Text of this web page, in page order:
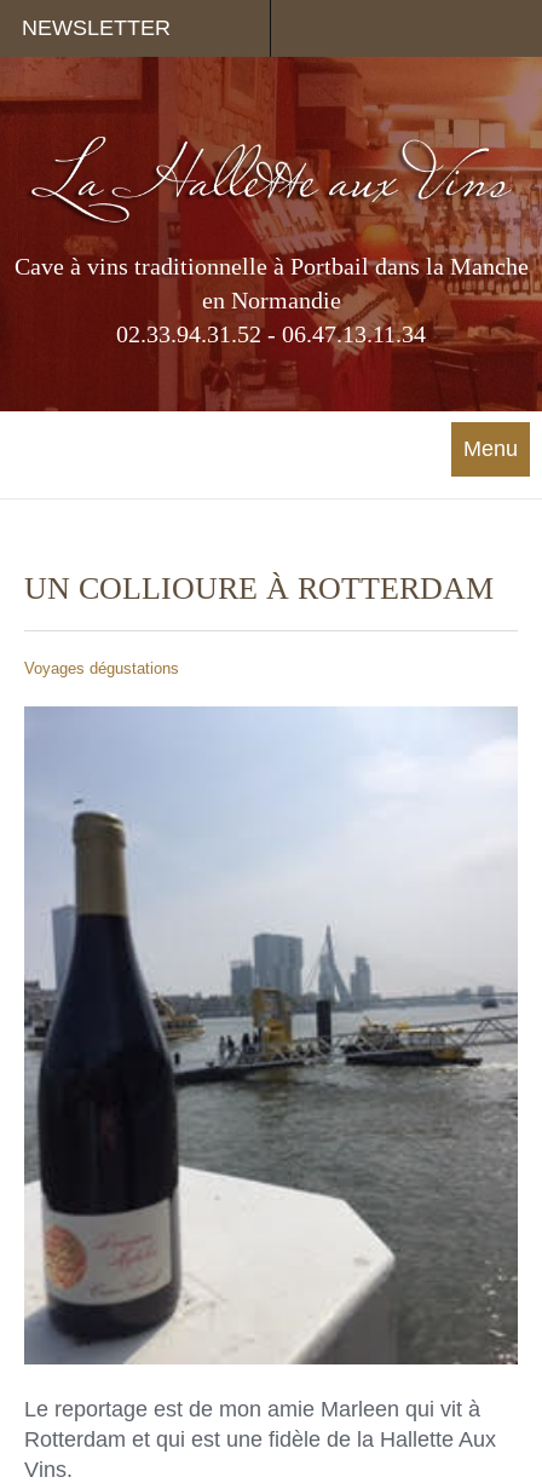
NEWSLETTER
Cave à vins traditionnelle à Portbail dans la Manche
en Normandie
02.33.94.31.52 - 06.47.13.11.34
Menu
UN COLLIOURE À ROTTERDAM
Voyages dégustations
Le reportage est de mon amie Marleen qui vit à
Rotterdam et qui est une fidèle de la Hallette Aux
Vins.
Panneau de gestion des cookies